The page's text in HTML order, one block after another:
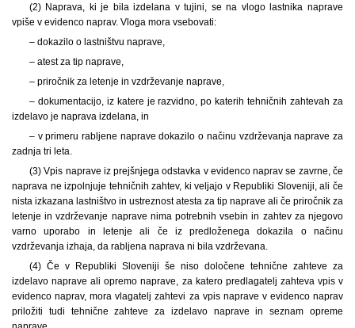
(2) Naprava, ki je bila izdelana v tujini, se na vlogo lastnika naprave
vpiše v evidenco naprav. Vloga mora vsebovati:
– dokazilo o lastništvu naprave,
– atest za tip naprave,
– priročnik za letenje in vzdrževanje naprave,
– dokumentacijo, iz katere je razvidno, po katerih tehničnih zahtevah za
izdelavo je naprava izdelana, in
– v primeru rabljene naprave dokazilo o načinu vzdrževanja naprave za
zadnja tri leta.
(3) Vpis naprave iz prejšnjega odstavka v evidenco naprav se zavrne, če
naprava ne izpolnjuje tehničnih zahtev, ki veljajo v Republiki Sloveniji, ali če
nista izkazana lastništvo in ustreznost atesta za tip naprave ali če priročnik za
letenje in vzdrževanje naprave nima potrebnih vsebin in zahtev za njegovo
varno uporabo in letenje ali če iz predloženega dokazila o načinu
vzdrževanja izhaja, da rabljena naprava ni bila vzdrževana.
(4) Če v Republiki Sloveniji še niso določene tehnične zahteve za
izdelavo naprave ali opremo naprave, za katero predlagatelj zahteva vpis v
evidenco naprav, mora vlagatelj zahtevi za vpis naprave v evidenco naprav
priložiti tudi tehnične zahteve za izdelavo naprave in seznam opreme